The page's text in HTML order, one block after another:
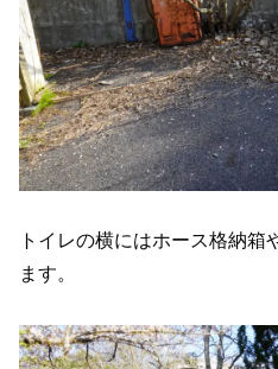
トイレの横にはホース格納箱
ます。